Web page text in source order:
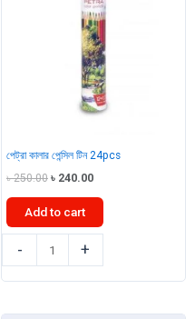
পেট্রা কালার পেন্সিল টিন 24pcs
৳250.00 Original
was:
৳ 240.00Current
৳ 240.00.
Add to cart
-
কালার
পেন্সিল
+